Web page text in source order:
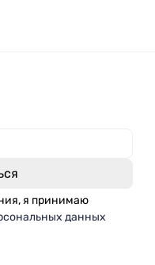
я принимаю
данных